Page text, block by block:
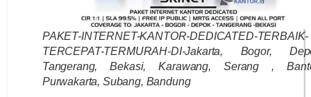
PAKET-INTERNET-KANTOR-DEDICATED-TERBAIK-
TERCEPAT-TERMURAH-DI-Jakarta, Bogor,
Tangerang, Bekasi, Karawang, Serang ,
Purwakarta, Subang, Bandung